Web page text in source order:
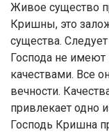
Живое существо
Кришны, это
существа.
Господа не
качествами. Все
вечности.
привлекает одно
Господь Кришна